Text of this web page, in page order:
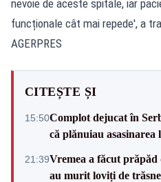
nevoie de aceste spitale, iar
funcționale cât mai repede', a
AGERPRES
CITEȘTE ȘI
15:50Complot dejucat în
că plănuiau asasinarea
21:39Vremea a făcut
au murit loviți de